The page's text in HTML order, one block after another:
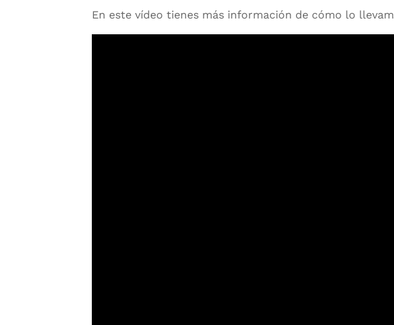
En este vídeo tienes más información de cómo lo